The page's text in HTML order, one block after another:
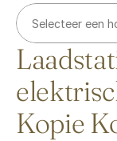
Kopie